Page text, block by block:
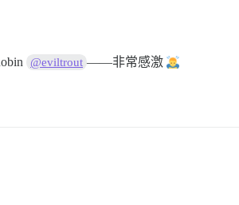
@eviltrout ——非常感激